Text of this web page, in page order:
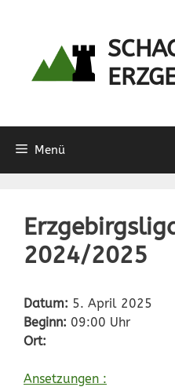
Menü
2024/2025
Datum: 5. April 2025
Beginn: 09:00 Uhr
Ort:
Ansetzungen :